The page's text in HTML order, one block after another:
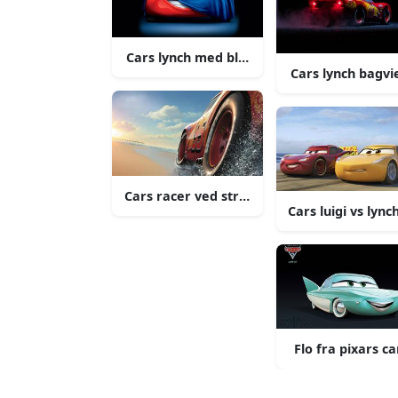
Cars lynch med blå dække
Cars racer ved stranden
Cars lynch
Cars luigi vs
Flo fra pixars